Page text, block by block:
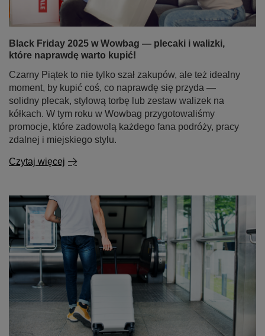
Black Friday 2025 w Wowbag — plecaki i walizki,
które naprawdę warto kupić!
Czarny Piątek to nie tylko szał zakupów, ale też idealny
moment, by kupić coś, co naprawdę się przyda —
solidny plecak, stylową torbę lub zestaw walizek na
kółkach. W tym roku w Wowbag przygotowaliśmy
promocje, które zadowolą każdego fana podróży, pracy
zdalnej i miejskiego stylu.
Czytaj więcej